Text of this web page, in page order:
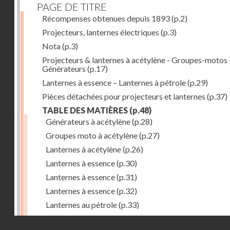
PAGE DE TITRE
Récompenses obtenues depuis 1893(p.2)
Projecteurs, lanternes électriques (p.3)
Nota(p.3)
Projecteurs & lanternes à acétylène - Groupes-motos
Générateurs (p.17)
Lanternes à essence – Lanternes à pétrole(p.29)
Pièces détachées pour projecteurs et lanternes (p.37)
TABLE DES MATIÈRES (p.48)
Générateurs à acétylène(p.28)
Groupes moto à acétylène(p.27)
Lanternes à acétylène(p.26)
Lanternes à essence(p.30)
Lanternes à essence(p.31)
Lanternes à essence(p.32)
Lanternes au pétrole(p.33)
Lanternes au pétrole(p.34)